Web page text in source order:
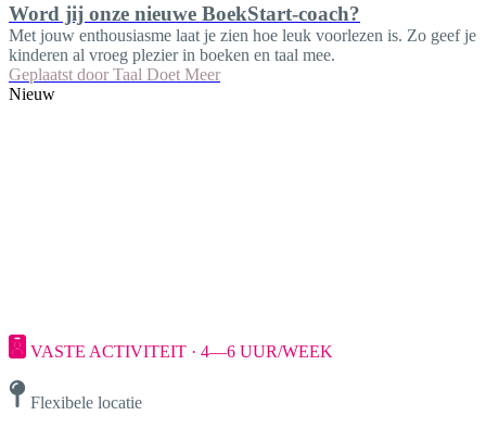
Word jij onze nieuwe BoekStart-coach?
Met jouw enthousiasme laat je zien hoe leuk voorlezen is. Zo geef je
kinderen al vroeg plezier in boeken en taal mee.
Geplaatst door Taal Doet Meer
Nieuw
VASTE ACTIVITEIT · 4—6 UUR/WEEK
Flexibele locatie